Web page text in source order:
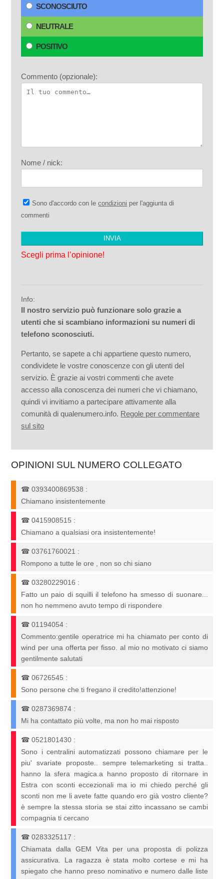
SCONOSCIUTO
NEUTRALE
POSITIVO
Commento (opzionale):
Nome / nick:
Sono d'accordo con lecondizioni per l'aggiunta di
commenti
Scegli prima l’opinione!
Info:
Il nostro servizio può funzionare solo grazie a
utenti che si scambiano informazioni su numeri di
telefono sconosciuti.
Pertanto, se sapete a chi appartiene questo numero,
condividete le vostre conoscenze con gli utenti del
servizio. È grazie ai vostri commenti che avete
accesso alla conoscenza dei numeri che vi chiamano,
quindi vi invitiamo a partecipare attivamente alla
comunità di qualenumero.info. Regole per commentare
sul sito
OPINIONI SUL NUMERO COLLEGATO
☎0393400869538 :
Chiamano insistentemente
☎0415908515 :
Chiamano a qualsiasi ora insistentemente!
☎03761760021 :
Rompono a tutte le ore , non so chi siano
☎03280229016 :
Fatto un paio di squilli il telefono ha smesso di suonare...
non ho nemmeno avuto tempo di rispondere
☎01194054 :
Commento:gentile operatrice mi ha chiamato per conto di
wind per una offerta per fisso. al mio no motivato ci siamo
gentilmente salutati
☎06726545 :
Sono persone che ti fregano il credito!attenzione!
☎0287369874 :
Mi ha contattato più volte, ma non ho mai risposto
☎0521801430 :
Sono i centralini automatizzati possono chiamare per le
piu' svariate proposte.. sempre telemarketing si tratta..
hanno la sfera magica.a hanno proposto di ritornare in
Estra con sconti eccezionali ma io mi chiedo perché gli
sconti non me li avete fatte quando ero già vostro cliente?
è sempre la stessa storia se stai zitto incassano se cambi
compagnia ti cercano
☎0283325117 :
Chiamata dalla GEM Vita per una proposta di polizza
assicurativa. La ragazza è stata molto cortese e mi ha
spiegato che hanno preso nominativo e numero dalle liste